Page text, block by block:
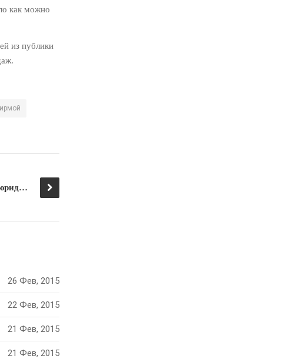
как можно
из публики
Идеальная линейка услуг юридической фирмы
26 Фев, 2015
22 Фев, 2015
21 Фев, 2015
21 Фев, 2015